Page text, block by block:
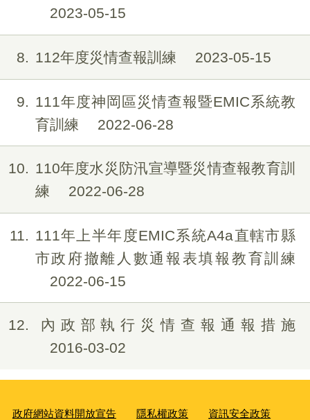
2023-05-15
8 112年度災情查報訓練 2023-05-15
9
111年度神岡區災情查報暨EMIC系統教
育訓練
2022-06-28
10
110年度水災防汛宣導暨災情查報教育訓
練
2022-06-28
11
111年上半年度EMIC系統A4a直轄市縣
市政府撤離人數通報表填報教育訓練
2022-06-15
12
內政部執行災情查報通報措施
2016-03-02
政府網站資料開放宣告 隱私權政策 資訊安全政策